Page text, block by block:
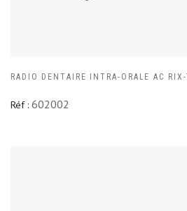
RADIO DENTAIRE INTRA-ORALE AC
Réf : 602002